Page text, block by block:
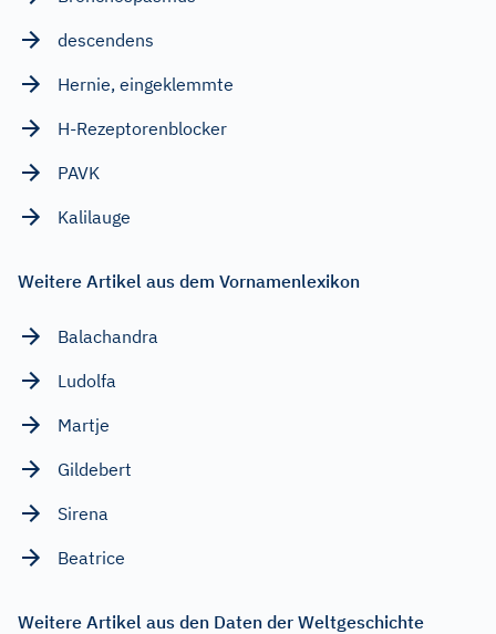
descendens
Hernie, eingeklemmte
H-Rezeptorenblocker
PAVK
Kalilauge
Weitere Artikel aus dem Vornamenlexikon
Balachandra
Ludolfa
Martje
Gildebert
Sirena
Beatrice
Weitere Artikel aus den Daten der Weltgeschichte